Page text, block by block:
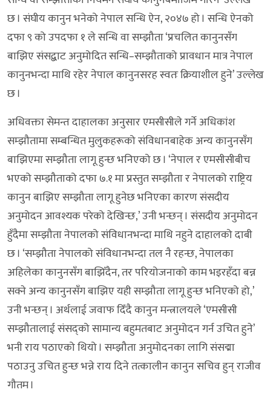
छ । संघीय कानुन भनेको नेपाल सन्धि ऐन, २०४७ हो । सन्धि ऐनको
दफा ९ को उपदफा १ ले सन्धि वा सम्झौता ‘प्रचलित कानुनसँग
बाझिए संसद्बाट अनुमोदित सन्धि–सम्झौताको प्रावधान मात्र नेपाल
कानुनभन्दा माथि रहेर नेपाल कानुनसरह स्वतः क्रियाशील हुने’ उल्लेख
छ ।
अधिवक्ता सेमन्त दाहालका अनुसार एमसीसीले गर्ने अधिकांश
सम्झौतामा सम्बन्धित मुलुकहरूको संविधानबाहेक अन्य कानुनसँग
बाझिएमा सम्झौता लागू हुन्छ भनिएको छ । ‘नेपाल र एमसीसीबीच
भएको सम्झौताको दफा ७.१ मा प्रस्तुत सम्झौता र नेपालको राष्ट्रिय
कानुन बाझिए सम्झौता लागू हुनेछ भनिएका कारण संसदीय
अनुमोदन आवश्यक परेको देखिन्छ,’ उनी भन्छन् । संसदीय अनुमोदन
हुँदैमा सम्झौता नेपालको संविधानभन्दा माथि नहुने दाहालको दाबी
छ । ‘सम्झौता नेपालको संविधानभन्दा तल नै रहन्छ, नेपालका
अहिलेका कानुनसँग बाझिँदैन, तर परियोजनाको काम भइरहँदा बन्न
सक्ने अन्य कानुनसँग बाझिए यही सम्झौता लागू हुन्छ भनिएको हो,’
उनी भन्छन् । अर्थलाई जवाफ दिँदै कानुन मन्त्रालयले ‘एमसीसी
सम्झौतालाई संसद्को सामान्य बहुमतबाट अनुमोदन गर्न उचित हुने’
भनी राय पठाएको थियो । सम्झौता अनुमोदनका लागि संसद्मा
पठाउनु उचित हुन्छ भन्ने राय दिने तत्कालीन कानुन सचिव हुन् राजीव
गौतम ।